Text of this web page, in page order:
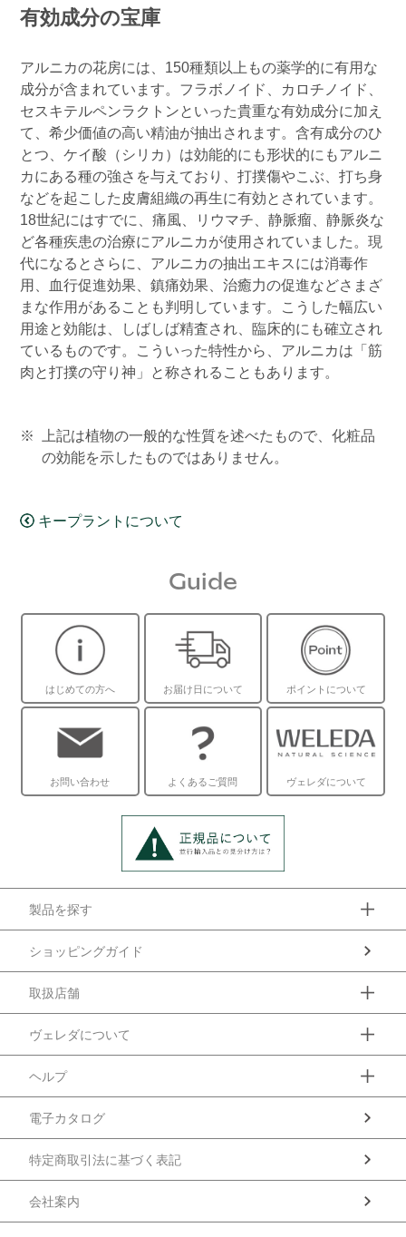
有効成分の宝庫
アルニカの花房には、150種類以上もの薬学的に有用な
成分が含まれています。フラボノイド、カロチノイド、
セスキテルペンラクトンといった貴重な有効成分に加え
て、希少価値の高い精油が抽出されます。含有成分のひ
とつ、ケイ酸（シリカ）は効能的にも形状的にもアルニ
カにある種の強さを与えており、打撲傷やこぶ、打ち身
などを起こした皮膚組織の再生に有効とされています。
18世紀にはすでに、痛風、リウマチ、静脈瘤、静脈炎な
ど各種疾患の治療にアルニカが使用されていました。現
代になるとさらに、アルニカの抽出エキスには消毒作
用、血行促進効果、鎮痛効果、治癒力の促進などさまざ
まな作用があることも判明しています。こうした幅広い
用途と効能は、しばしば精査され、臨床的にも確立され
ているものです。こういった特性から、アルニカは「筋
肉と打撲の守り神」と称されることもあります。
上記は植物の一般的な性質を述べたもので、化粧品
の効能を示したものではありません。
キープラントについて
Guide
はじめての方へ お届け日について ポイントについて
お問い合わせ よくあるご質問 ヴェレダについて
製品を探す
ショッピングガイド
取扱店舗
ヴェレダについて
ヘルプ
電子カタログ
特定商取引法に基づく表記
会社案内